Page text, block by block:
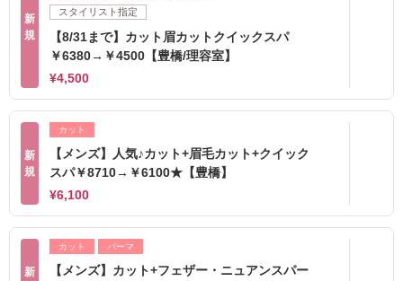
新
規
スタイリスト指定
【8/31まで】カット眉カットクイックスパ
￥6380→￥4500【豊橋/理容室】
¥4,500
新
規
カット
【メンズ】人気♪カット+眉毛カット+クイック
スパ￥8710→￥6100★【豊橋】
¥6,100
新
カット パーマ
【メンズ】カット+フェザー・ニュアンスパー